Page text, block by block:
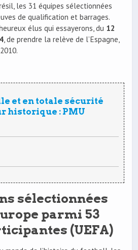
les 31 équipes sélectionnées
de qualification et barrages.
élus qui essayerons, du 12
, de prendre la relève de l’Espagne,
et en totale sécurité
historique : PMU
sélectionnées
parmi 53
(UEFA)